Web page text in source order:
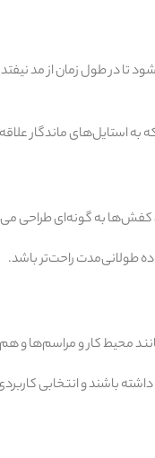
تا در طول زمان از مد
استایل‌های ماندگار علاقه
به گونه‌ای طراحی
طولانی‌مدت راحت‌تر باشد.
کار و مراسم‌ها و هم
باشند و انتخابی